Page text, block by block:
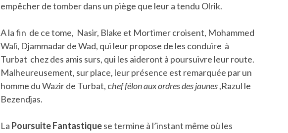
empêcher de tomber dans un piège que leur a tendu Olrik.
A la fin de ce tome, Nasir, Blake et Mortimer croisent, Mohammed
Wali, Djammadar de Wad, qui leur propose de les conduire à
Turbat chez des amis surs, qui les aideront à poursuivre leur route.
Malheureusement, sur place, leur présence est remarquée par un
homme du Wazir de Turbat, chef félon aux ordres des jaunes,Razul le
Bezendjas.
La Poursuite Fantastiquese termine à l’instant même où les